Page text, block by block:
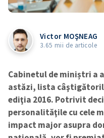
Victor MOŞNEAG
3.65 mii de articole
Cabinetul de miniștri a
astăzi, lista
ediţia 2016. Potrivit
personalităţile cu cele
impact major asupra